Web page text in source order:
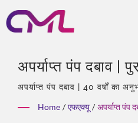
अपर्याप्त पंप दबाव |
हाइड्रोलिक पंप और
प्रमाणित, विश्वसनीय,
अपर्याप्त पंप दबाव | 40 वर्षों का
पेशेवर, एशिया में एकमात्र एजेंट
प्रकार, कुल समाधान, लचीली
Home / एफएक्यू / अपर्याप्त पंप